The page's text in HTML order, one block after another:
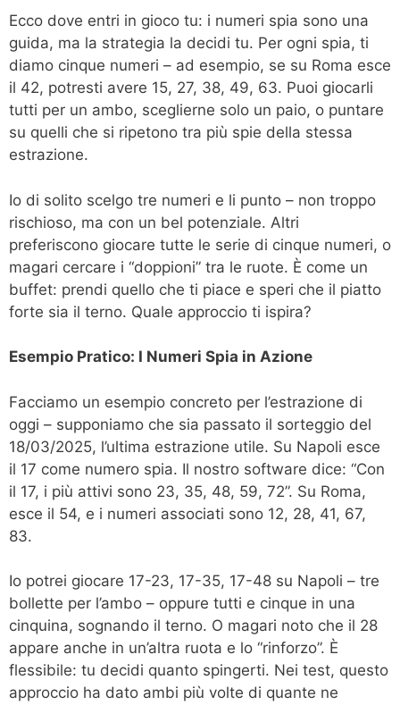
Ecco dove entri in gioco tu: i numeri spia sono una
guida, ma la strategia la decidi tu. Per ogni spia, ti
diamo cinque numeri – ad esempio, se su Roma esce
il 42, potresti avere 15, 27, 38, 49, 63. Puoi giocarli
tutti per un ambo, sceglierne solo un paio, o puntare
su quelli che si ripetono tra più spie della stessa
estrazione.
Io di solito scelgo tre numeri e li punto – non troppo
rischioso, ma con un bel potenziale. Altri
preferiscono giocare tutte le serie di cinque numeri, o
magari cercare i “doppioni” tra le ruote. È come un
buffet: prendi quello che ti piace e speri che il piatto
forte sia il terno. Quale approccio ti ispira?
Esempio Pratico: I Numeri Spia in Azione
Facciamo un esempio concreto per l’estrazione di
oggi – supponiamo che sia passato il sorteggio del
18/03/2025, l’ultima estrazione utile. Su Napoli esce
il 17 come numero spia. Il nostro software dice: “Con
il 17, i più attivi sono 23, 35, 48, 59, 72”. Su Roma,
esce il 54, e i numeri associati sono 12, 28, 41, 67,
83.
Io potrei giocare 17-23, 17-35, 17-48 su Napoli – tre
bollette per l’ambo – oppure tutti e cinque in una
cinquina, sognando il terno. O magari noto che il 28
appare anche in un’altra ruota e lo “rinforzo”. È
flessibile: tu decidi quanto spingerti. Nei test, questo
approccio ha dato ambi più volte di quante ne